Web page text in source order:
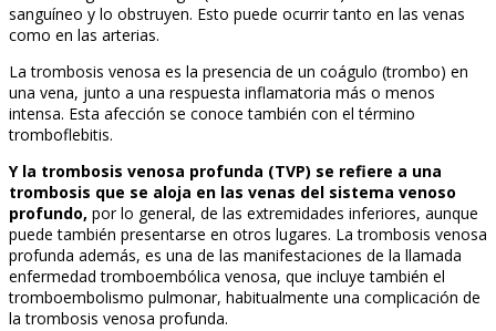
sanguíneo y lo obstruyen. Esto puede ocurrir tanto en las venas
como en las arterias.
La trombosis venosa es la presencia de un coágulo (trombo) en
una vena, junto a una respuesta inflamatoria más o menos
intensa. Esta afección se conoce también con el término
tromboflebitis.
Y la trombosis venosa profunda (TVP) se refiere a una
trombosis que se aloja en las venas del sistema venoso
profundo, por lo general, de las extremidades inferiores, aunque
puede también presentarse en otros lugares. La trombosis venosa
profunda además, es una de las manifestaciones de la llamada
enfermedad tromboembólica venosa, que incluye también el
tromboembolismo pulmonar, habitualmente una complicación de
la trombosis venosa profunda.